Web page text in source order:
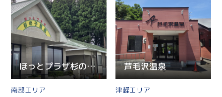
ほっとプラザ杉の子温泉
南部
芦毛沢温泉
津軽